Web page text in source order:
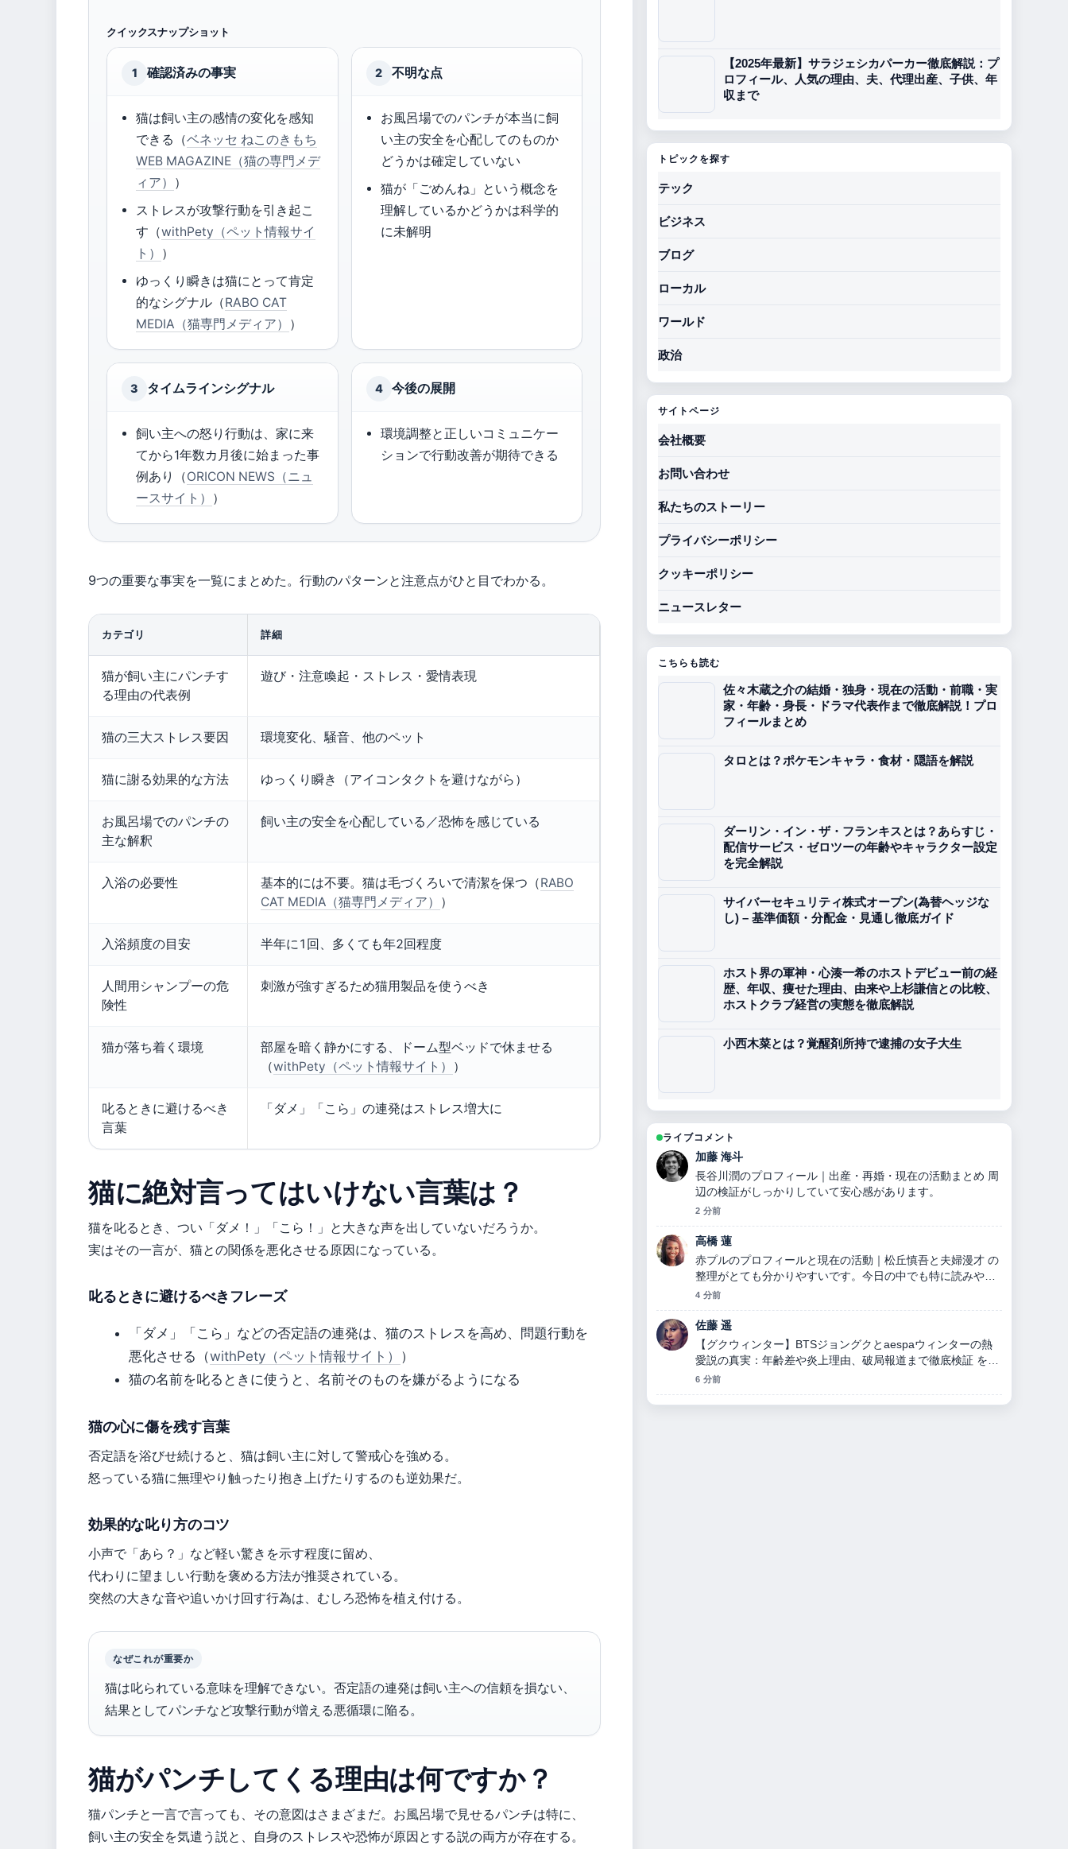
クイックスナップショット
1 確認済みの事実
猫は飼い主の感情の変化を感知
できる（ベネッセ ねこのきもち
WEB MAGAZINE（猫の専門メデ
ィア） ）
ストレスが攻撃行動を引き起こ
す（withPety（ペット情報サイ
ト） ）
ゆっくり瞬きは猫にとって肯定
的なシグナル（RABO CAT
MEDIA（猫専門メディア） ）
2 不明な点
お風呂場でのパンチが本当に飼
い主の安全を心配してのものか
どうかは確定していない
猫が「ごめんね」という概念を
理解しているかどうかは科学的
に未解明
3 タイムラインシグナル
飼い主への怒り行動は、家に来
てから1年数カ月後に始まった事
例あり（ORICON NEWS（ニュ
ースサイト） ）
4 今後の展開
環境調整と正しいコミュニケー
ションで行動改善が期待できる
9つの重要な事実を一覧にまとめた。行動のパターンと注意点がひと目でわかる。
カテゴリ 詳細
猫が飼い主にパンチす
る理由の代表例
遊び・注意喚起・ストレス・愛情表現
猫の三大ストレス要因 環境変化、騒音、他のペット
猫に謝る効果的な方法 ゆっくり瞬き（アイコンタクトを避けながら）
お風呂場でのパンチの
主な解釈
飼い主の安全を心配している／恐怖を感じている
入浴の必要性 基本的には不要。猫は毛づくろいで清潔を保つ（RABO
CAT MEDIA（猫専門メディア）
）
入浴頻度の目安 半年に1回、多くても年2回程度
人間用シャンプーの危
険性
刺激が強すぎるため猫用製品を使うべき
猫が落ち着く環境
部屋を暗く静かにする、ドーム型ベッドで休ませる
（withPety（ペット情報サイト） ）
叱るときに避けるべき
言葉
「ダメ」「こら」の連発はストレス増大に
猫に絶対言ってはいけない言葉は？
猫を叱るとき、つい「ダメ！」「こら！」と大きな声を出していないだろうか。
実はその一言が、猫との関係を悪化させる原因になっている。
叱るときに避けるべきフレーズ
「ダメ」「こら」などの否定語の連発は、猫のストレスを高め、問題行動を
悪化させる（withPety（ペット情報サイト） ）
猫の名前を叱るときに使うと、名前そのものを嫌がるようになる
猫の心に傷を残す言葉
否定語を浴びせ続けると、猫は飼い主に対して警戒心を強める。
怒っている猫に無理やり触ったり抱き上げたりするのも逆効果だ。
効果的な叱り方のコツ
小声で「あら？」など軽い驚きを示す程度に留め、
代わりに望ましい行動を褒める方法が推奨されている。
突然の大きな音や追いかけ回す行為は、むしろ恐怖を植え付ける。
なぜこれが重要か
猫は叱られている意味を理解できない。否定語の連発は飼い主への信頼を損ない、
結果としてパンチなど攻撃行動が増える悪循環に陥る。
猫がパンチしてくる理由は何ですか？
猫パンチと一言で言っても、その意図はさまざまだ。お風呂場で見せるパンチは特に、
飼い主の安全を気遣う説と、自身のストレスや恐怖が原因とする説の両方が存在する。
【2025年最新】サラジェシカパーカー徹底解説：プ
ロフィール、人気の理由、夫、代理出産、子供、年
収まで
トピックを探す
テック
ビジネス
ブログ
ローカル
ワールド
政治
サイトページ
会社概要
お問い合わせ
私たちのストーリー
プライバシーポリシー
クッキーポリシー
ニュースレター
こちらも読む
佐々木蔵之介の結婚・独身・現在の活動・前職・実
家・年齢・身長・ドラマ代表作まで徹底解説！プロ
フィールまとめ
タロとは？ポケモンキャラ・食材・隠語を解説
ダーリン・イン・ザ・フランキスとは？あらすじ・
配信サービス・ゼロツーの年齢やキャラクター設定
を完全解説
サイバーセキュリティ株式オープン(為替ヘッジな
し) – 基準価額・分配金・見通し徹底ガイド
ホスト界の軍神・心湊一希のホストデビュー前の経
歴、年収、痩せた理由、由来や上杉謙信との比較、
ホストクラブ経営の実態を徹底解説
小西木菜とは？覚醒剤所持で逮捕の女子大生
ライブコメント
加藤 海斗
長谷川潤のプロフィール｜出産・再婚・現在の活動まとめ 周
辺の検証がしっかりしていて安心感があります。
2 分前
高橋 蓮
赤プルのプロフィールと現在の活動｜松丘慎吾と夫婦漫才 の
整理がとても分かりやすいです。今日の中でも特に読みやす
いです。
4 分前
佐藤 遥
【グクウィンター】BTSジョングクとaespaウィンターの熱
愛説の真実：年齢差や炎上理由、破局報道まで徹底検証 を追
っていますが、この解説は落ち着いていて信頼できます。
6 分前